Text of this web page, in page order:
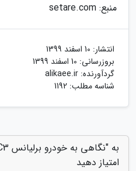
منبع: setare.com
انتشار: 10 اسفند 1399
بروزرسانی: 10 اسفند 1399
گردآورنده: alikaee.ir
شناسه مطلب: 1192
امتیاز دهید